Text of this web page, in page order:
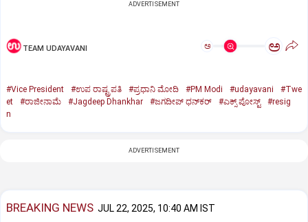
ADVERTISEMENT
TEAM UDAYAVANI ಅ ಅ
#Vice President #ಉಪ ರಾಷ್ಟ್ರಪತಿ #ಪ್ರಧಾನಿ ಮೋದಿ #PM Modi #udayavani
#Twe
et
#ರಾಜೀನಾಮೆ #Jagdeep Dhankhar #ಜಗದೀಪ್‌ ಧನ್‌ಕರ್‌ #ಎಕ್ಸ್‌ ಪೋಸ್ಟ್
#resig
n
ADVERTISEMENT
BREAKING NEWS JUL 22, 2025, 10:40 AM IST